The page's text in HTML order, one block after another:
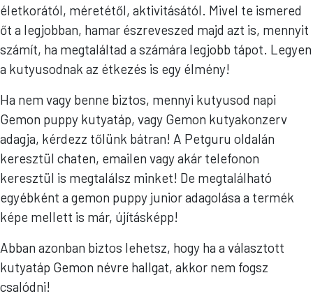
életkorától, méretétől, aktivitásától. Mivel te ismered
őt a legjobban, hamar észreveszed majd azt is, mennyit
számít, ha megtaláltad a számára legjobb tápot. Legyen
a kutyusodnak az étkezés is egy élmény!
Ha nem vagy benne biztos, mennyi kutyusod napi
Gemon puppy kutyatáp, vagy Gemon kutyakonzerv
adagja, kérdezz tőlünk bátran! A Petguru oldalán
keresztül chaten, emailen vagy akár telefonon
keresztül is megtalálsz minket! De megtalálható
egyébként a gemon puppy junior adagolása a termék
képe mellett is már, újításképp!
Abban azonban biztos lehetsz, hogy ha a választott
kutyatáp Gemon névre hallgat, akkor nem fogsz
csalódni!